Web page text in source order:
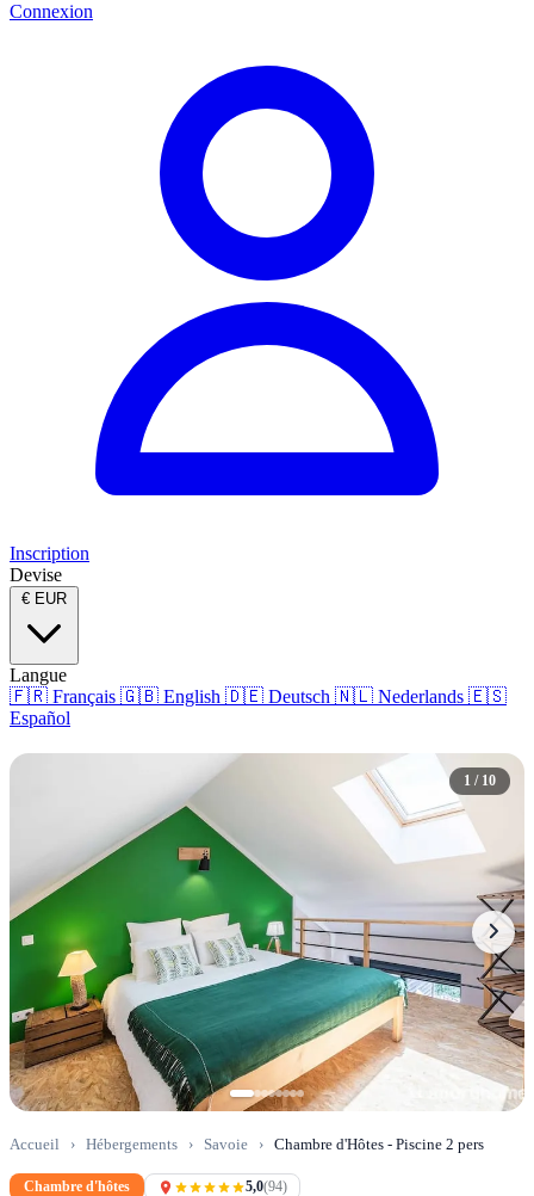
Connexion
Inscription
Devise
€ EUR
Langue
🇫🇷 Français 🇬🇧 English 🇩🇪 Deutsch 🇳🇱 Nederlands 🇪🇸
Español
1 / 10
Accueil › Hébergements › Savoie › Chambre d'Hôtes - Piscine 2 pers
Chambre d'hôtes 5,0(94)